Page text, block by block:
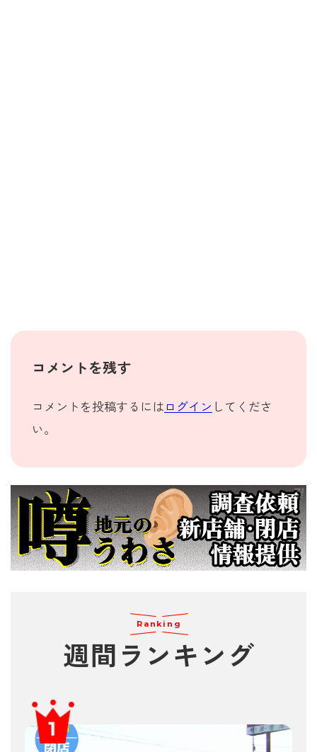
コメントを残す
コメントを投稿するには ログイン してくださ
い。
Ranking
週間 ランキング